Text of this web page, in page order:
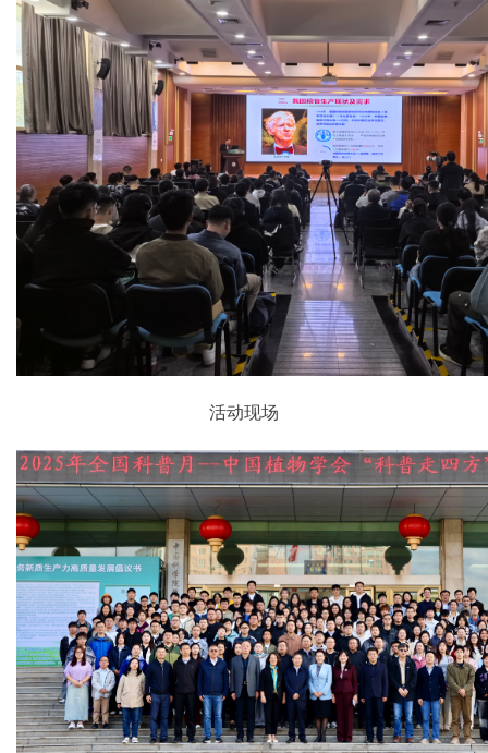
活动现场